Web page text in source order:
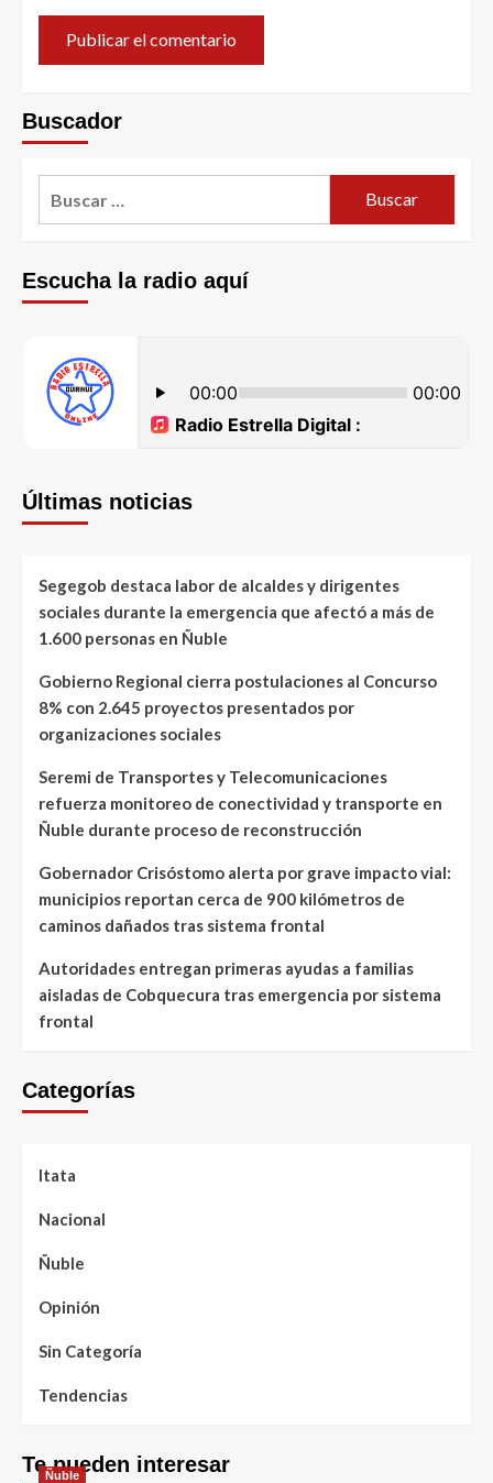
Buscador
Escucha la radio aquí
Últimas noticias
Segegob destaca labor de alcaldes y dirigentes
sociales durante la emergencia que afectó a más de
1.600 personas en Ñuble
Gobierno Regional cierra postulaciones al Concurso
8% con 2.645 proyectos presentados por
organizaciones sociales
Seremi de Transportes y Telecomunicaciones
refuerza monitoreo de conectividad y transporte en
Ñuble durante proceso de reconstrucción
Gobernador Crisóstomo alerta por grave impacto vial:
municipios reportan cerca de 900 kilómetros de
caminos dañados tras sistema frontal
Autoridades entregan primeras ayudas a familias
aisladas de Cobquecura tras emergencia por sistema
frontal
Categorías
Itata
Nacional
Ñuble
Opinión
Sin Categoría
Tendencias
Te pueden interesar
Ñuble